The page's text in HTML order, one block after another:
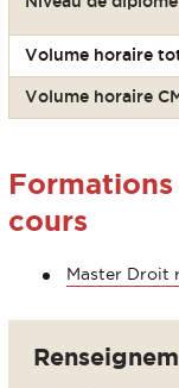
Volume horaire
Volume horaire
cours
Master Droit